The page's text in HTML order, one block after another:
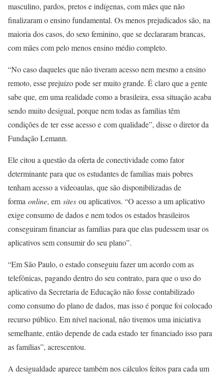
masculino, pardos, pretos e indígenas, com mães que não
finalizaram o ensino fundamental. Os menos prejudicados são, na
maioria dos casos, do sexo feminino, que se declararam brancas,
com mães com pelo menos ensino médio completo.
“No caso daqueles que não tiveram acesso nem mesmo a ensino
remoto, esse prejuízo pode ser muito grande. É claro que a gente
sabe que, em uma realidade como a brasileira, essa situação acaba
sendo muito desigual, porque nem todas as famílias têm
condições de ter esse acesso e com qualidade”, disse o diretor da
Fundação Lemann.
Ele citou a questão da oferta de conectividade como fator
determinante para que os estudantes de famílias mais pobres
tenham acesso a videoaulas, que são disponibilizadas de
forma online, em sites ou aplicativos. “O acesso a um aplicativo
exige consumo de dados e nem todos os estados brasileiros
conseguiram financiar as famílias para que elas pudessem usar os
aplicativos sem consumir do seu plano”.
“Em São Paulo, o estado conseguiu fazer um acordo com as
telefônicas, pagando dentro do seu contrato, para que o uso do
aplicativo da Secretaria de Educação não fosse contabilizado
como consumo do plano de dados, mas isso é porque foi colocado
recurso público. Em nível nacional, não tivemos uma iniciativa
semelhante, então depende de cada estado ter financiado isso para
as famílias”, acrescentou.
A desigualdade aparece também nos cálculos feitos para cada um